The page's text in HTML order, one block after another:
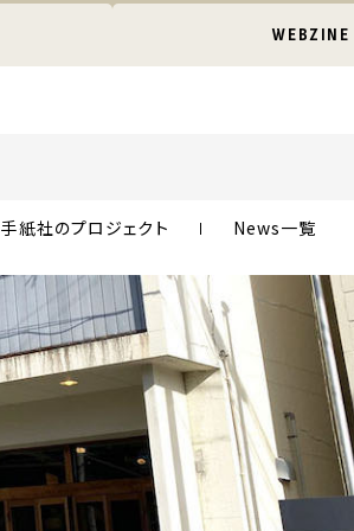
WEBZINE
手紙社のプロジェクト News一覧